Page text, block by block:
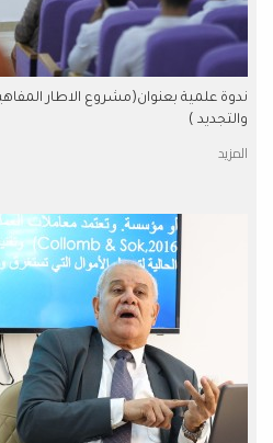
ندوة علمية بعنوان(مشروع الاطار
والتجديد )
المزيد